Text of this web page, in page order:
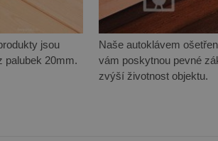
jsou
palubek 20mm.
Naše autoklávem
vám poskytnou pevné
zvýší životnost objektu.